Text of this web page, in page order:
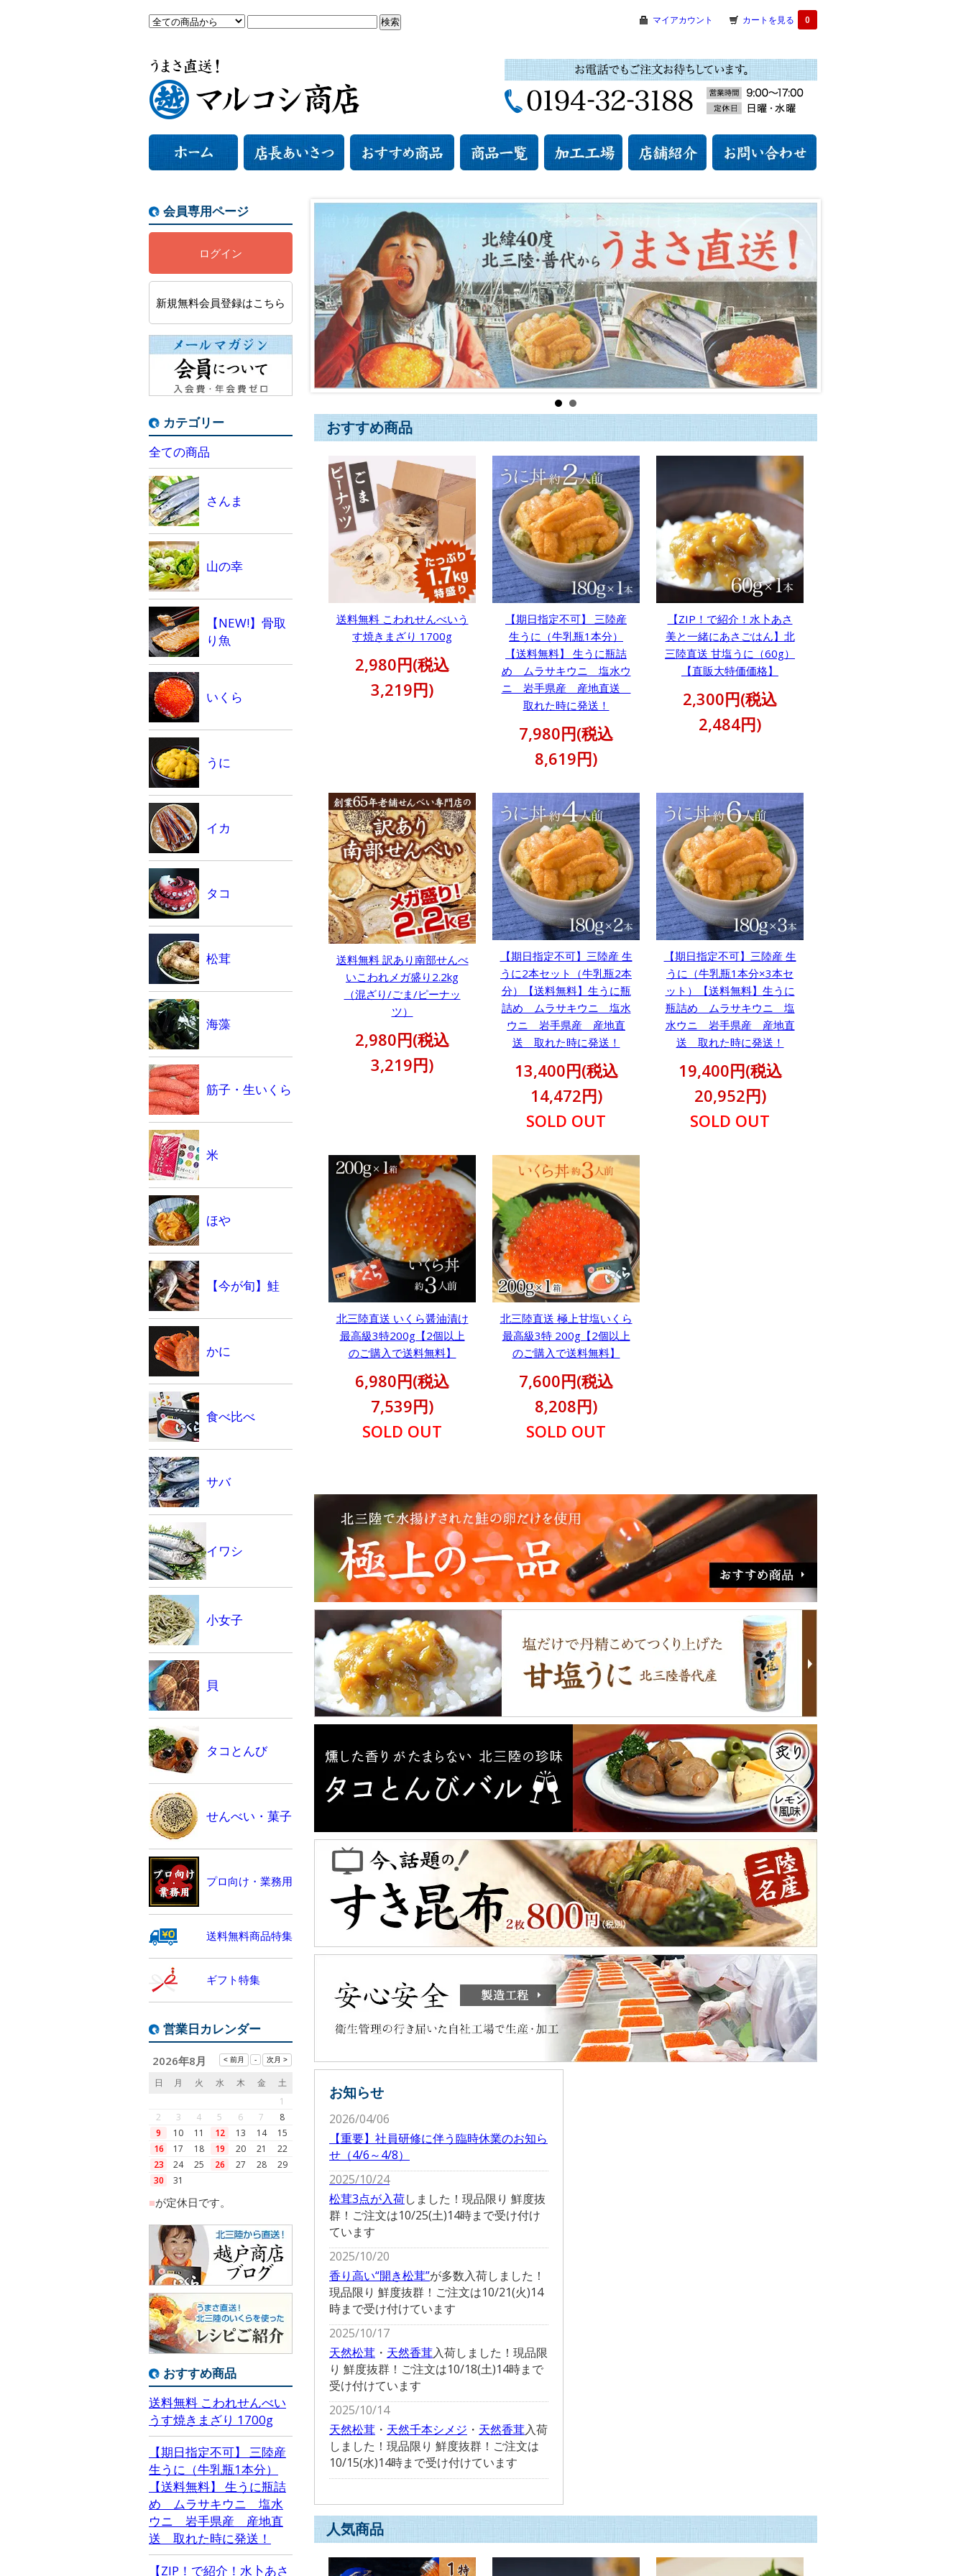
マイアカウント カートを見る 0
おすすめ商品
送料無料 こわれせんべいう
す焼きまざり 1700g
2,980円(税込
3,219円)
【期日指定不可】 三陸産
生うに（牛乳瓶1本分）
【送料無料】 生うに瓶詰
め ムラサキウニ 塩水ウ
ニ 岩手県産 産地直送
取れた時に発送！
7,980円(税込
8,619円)
【ZIP！で紹介！水卜あさ
美と一緒にあさごはん】北
三陸直送 甘塩うに（60g）
【直販大特価価格】
2,300円(税込
2,484円)
送料無料 訳あり南部せんべ
いこわれメガ盛り2.2kg
（混ざり/ごま/ピーナッ
ツ）
2,980円(税込
3,219円)
【期日指定不可】三陸産 生
うに2本セット（牛乳瓶2本
分）【送料無料】生うに瓶
詰め ムラサキウニ 塩水
ウニ 岩手県産 産地直
送 取れた時に発送！
13,400円(税込
14,472円)
SOLD OUT
【期日指定不可】三陸産 生
うに（牛乳瓶1本分×3本セ
ット）【送料無料】生うに
瓶詰め ムラサキウニ 塩
水ウニ 岩手県産 産地直
送 取れた時に発送！
19,400円(税込
20,952円)
SOLD OUT
北三陸直送 いくら醤油漬け
最高級3特200g【2個以上
のご購入で送料無料】
6,980円(税込
7,539円)
SOLD OUT
北三陸直送 極上甘塩いくら
最高級3特 200g【2個以上
のご購入で送料無料】
7,600円(税込
8,208円)
SOLD OUT
お知らせ
2026/04/06
【重要】社員研修に伴う臨時休業のお知ら
せ（4/6～4/8）
2025/10/24
松茸3点が入荷しました！現品限り 鮮度抜
群！ご注文は10/25(土)14時まで受け付け
ています
2025/10/20
香り高い“開き松茸”が多数入荷しました！
現品限り 鮮度抜群！ご注文は10/21(火)14
時まで受け付けています
2025/10/17
天然松茸 ・ 天然香茸入荷しました！現品限
り 鮮度抜群！ご注文は10/18(土)14時まで
受け付けています
2025/10/14
天然松茸 ・ 天然千本シメジ ・ 天然香茸入荷
しました！現品限り 鮮度抜群！ご注文は
10/15(水)14時まで受け付けています
人気商品
会員専用ページ
ログイン
新規無料会員登録はこちら
カテゴリー
全ての商品
さんま
山の幸
【NEW!】骨取
り魚
いくら
うに
イカ
タコ
松茸
海藻
筋子・生いくら
米
ほや
【今が旬】鮭
かに
食べ比べ
サバ
イワシ
小女子
貝
タコとんび
せんべい・菓子
プロ向け・業務用
送料無料商品特集
ギフト特集
営業日カレンダー
2026年8月
日 月 火 水 木 金
土
1
2
3 4 5 6 7
8
9
10 11 12 13 14
15
16
17 18 19 20 21
22
23
24 25 26 27 28
29
30
31
■が定休日です。
おすすめ商品
送料無料 こわれせんべい
うす焼きまざり 1700g
【期日指定不可】 三陸産
生うに（牛乳瓶1本分）
【送料無料】 生うに瓶詰
め ムラサキウニ 塩水
ウニ 岩手県産 産地直
送 取れた時に発送！
【ZIP！で紹介！水卜あさ